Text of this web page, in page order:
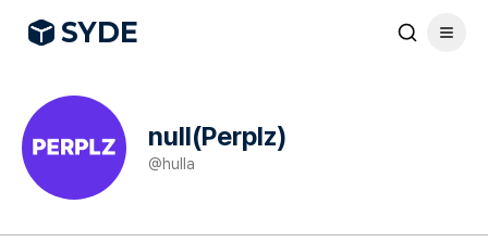
SYDE
null(Perplz)
@hulla